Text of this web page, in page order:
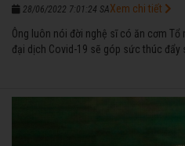
28/06/2022 7:01:24 SA
Ông luôn nói đời nghệ sĩ có ăn cơm
đại dịch Covid-19 sẽ góp sức thúc đẩy
Xem chi tiết